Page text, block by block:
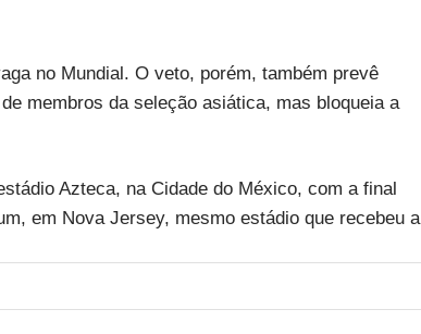
no Mundial. O veto, porém, também prevê
membros da seleção asiática, mas bloqueia a
Azteca, na Cidade do México, com a final
em Nova Jersey, mesmo estádio que recebeu a